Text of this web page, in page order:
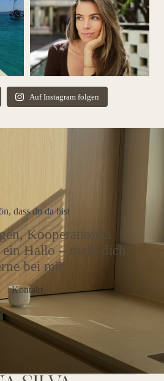
Auf Instagram folgen
dass du da bist
Kooperationen
ein Hallo – meld dich
bei mir.
Kontakt